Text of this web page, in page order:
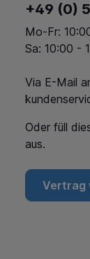
+49 (0)
Mo-Fr:
Sa: 10:00 -
Via E-Mail
Oder füll
aus.
Vertrag